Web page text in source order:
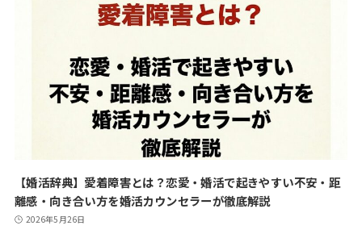
【婚活辞典】愛着障害とは？恋愛・婚活で起きやすい不安・距
離感・向き合い方を婚活カウンセラーが徹底解説
2026年5月26日